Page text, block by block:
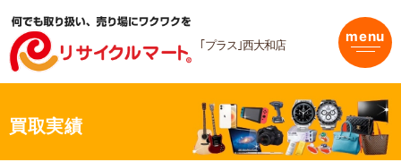
ス
｢プラス｣西大和店 menu
買取実績